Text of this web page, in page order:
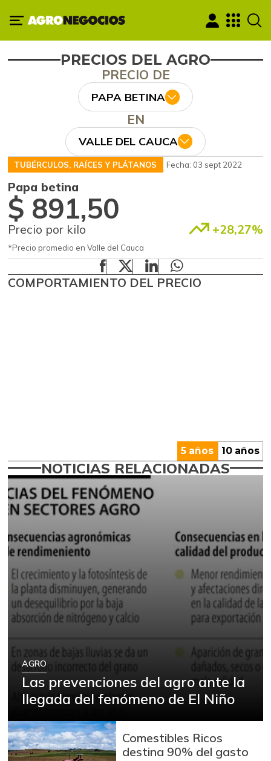
PRECIOS DEL AGRO
PRECIO DE
PAPA BETINA
EN
VALLE DEL CAUCA
TUBÉRCULOS, RAÍCES Y PLÁTANOS Fecha: 03 sept 2022
Papa betina
$ 891,50
Precio por kilo +28,27%
*Precio promedio en Valle del Cauca
COMPORTAMIENTO DEL PRECIO
5 años 10 años
NOTICIAS RELACIONADAS
AGRO
Las prevenciones del agro ante la
llegada del fenómeno de El Niño
Comestibles Ricos
destina 90% del gasto